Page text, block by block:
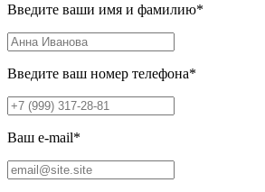
Введите ваши имя и фамилию*
Введите ваш номер телефона*
Ваш e-mail*